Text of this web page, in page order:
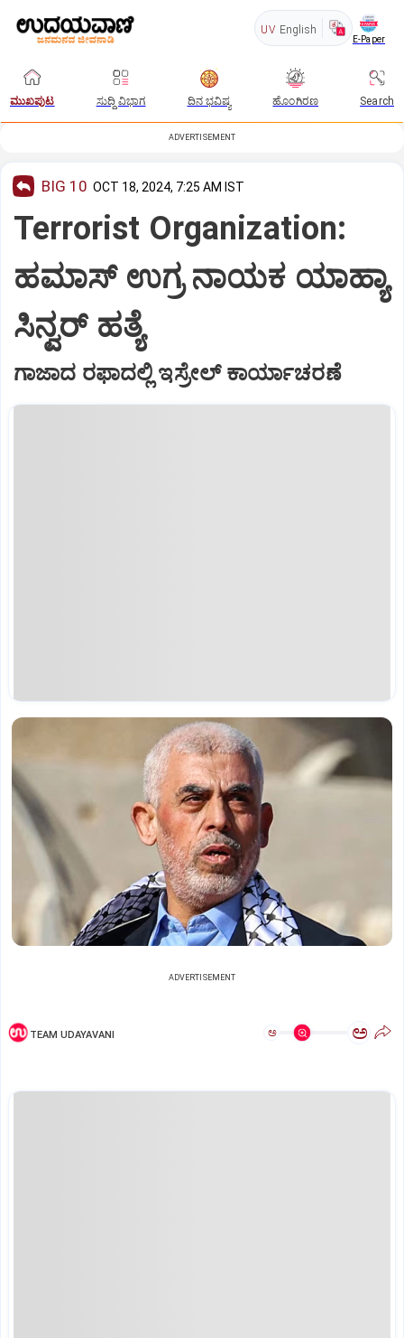
UV English
E-Paper
ಮುಖಪುಟ ಸುದ್ದಿ ವಿಭಾಗ ದಿನ ಭವಿಷ್ಯ ಹೊಂಗಿರಣ Search
ADVERTISEMENT
BIG 10 OCT 18, 2024, 7:25 AM IST
Terrorist Organization:
ಹಮಾಸ್‌ ಉಗ್ರ ನಾಯಕ ಯಾಹ್ಯಾ
ಸಿನ್ವರ್‌ ಹತ್ಯೆ
ಗಾಜಾದ ರಫಾದಲ್ಲಿ ಇಸ್ರೇಲ್‌ ಕಾರ್ಯಾಚರಣೆ
ADVERTISEMENT
TEAM UDAYAVANI ಅ ಅ